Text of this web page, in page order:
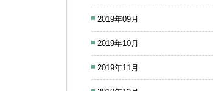
2019年09月
2019年10月
2019年11月